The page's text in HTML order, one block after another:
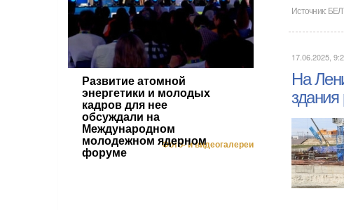
Развитие атомной
энергетики и молодых
кадров для нее
обсуждали на
Международном
молодежном ядерном
форуме
Фото- и видеогалереи
Источник:
17.06.2025,
На